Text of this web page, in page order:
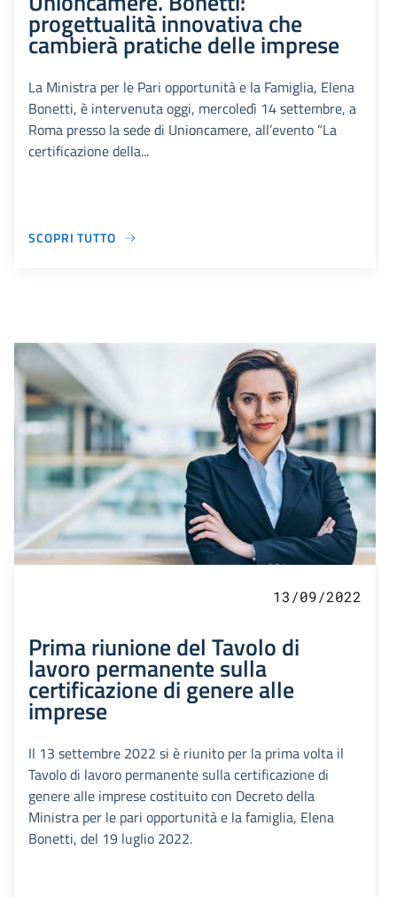
progettualità innovativa che
cambierà pratiche delle imprese
La Ministra per le Pari opportunità e la Famiglia, Elena
Bonetti, è intervenuta oggi, mercoledì 14 settembre, a
Roma presso la sede di Unioncamere, all’evento “La
certificazione della...
SCOPRI TUTTO
13/09/2022
Prima riunione del Tavolo di
lavoro permanente sulla
certificazione di genere alle
imprese
Il 13 settembre 2022 si è riunito per la prima volta il
Tavolo di lavoro permanente sulla certificazione di
genere alle imprese costituito con Decreto della
Ministra per le pari opportunità e la famiglia, Elena
Bonetti, del 19 luglio 2022.